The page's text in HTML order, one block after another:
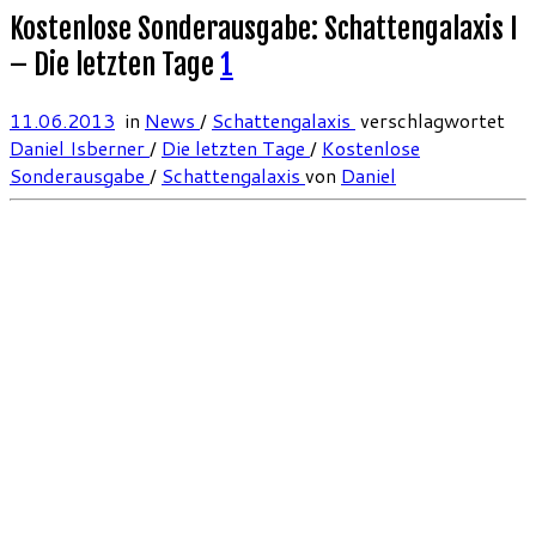
Kostenlose Sonderausgabe: Schattengalaxis I
– Die letzten Tage 1
11.06.2013 in News / Schattengalaxis verschlagwortet
Daniel Isberner/ Die letzten Tage / Kostenlose
Sonderausgabe / Schattengalaxis von Daniel